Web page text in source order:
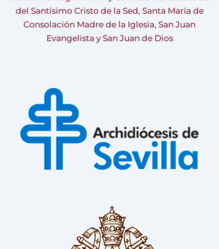
del Santísimo Cristo de la Sed, Santa María de
Consolación Madre de la Iglesia, San Juan
Evangelista y San Juan de Dios